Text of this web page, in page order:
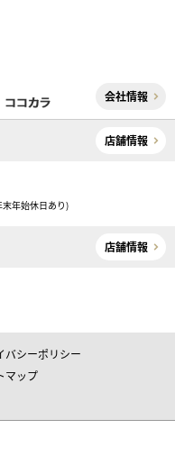
会社情報
店舗情報
年始休日あり)
店舗情報
バシーポリシー
マップ